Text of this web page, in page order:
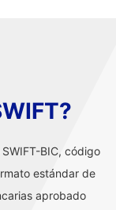
BIC, código
estándar de
aprobado